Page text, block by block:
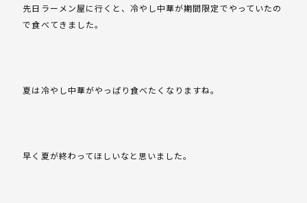
先日ラーメン屋に行くと、冷やし中華が期間限定でやっていたの
で食べてきました。
夏は冷やし中華がやっぱり食べたくなりますね。
早く夏が終わってほしいなと思いました。